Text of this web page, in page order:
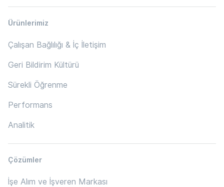
Ürünlerimiz
Çalışan Bağlılığı & İç İletişim
Geri Bildirim Kültürü
Sürekli Öğrenme
Performans
Analitik
Çözümler
İşe Alım ve İşveren Markası